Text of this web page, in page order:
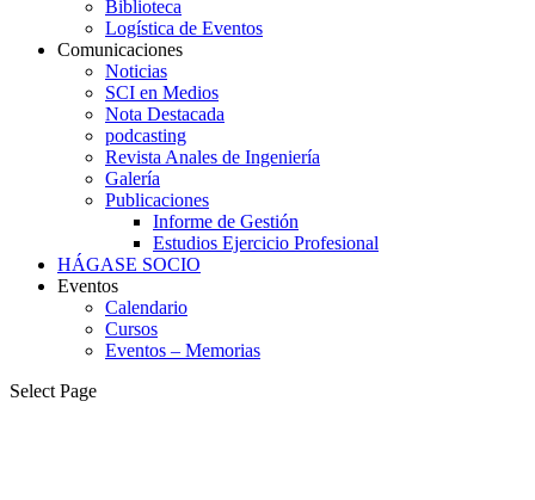
Biblioteca
Logística de Eventos
Comunicaciones
Noticias
SCI en Medios
Nota Destacada
podcasting
Revista Anales de Ingeniería
Galería
Publicaciones
Informe de Gestión
Estudios Ejercicio Profesional
HÁGASE SOCIO
Eventos
Calendario
Cursos
Eventos – Memorias
Select Page